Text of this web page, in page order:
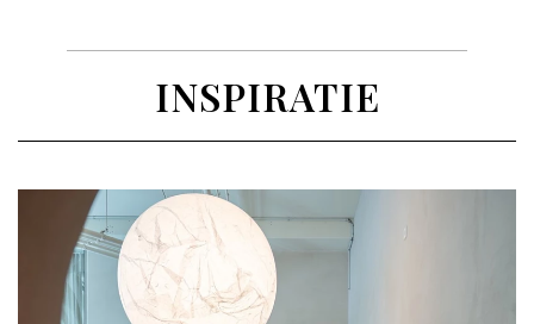
INSPIRATIE